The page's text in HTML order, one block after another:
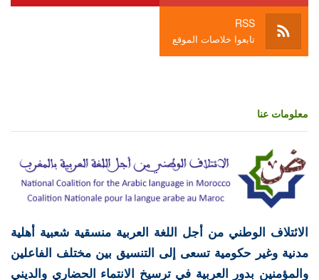
RSS
تابعوا خلاصات الموقع
معلومات عنا
الائتلاف الوطني من أجل اللغة العربية منسقية شعبية أهلية
مدنية وغير حكومية تسعى إلى التنسيق بين مختلف الفاعلين
والمؤمنين بدور العربية في ترسيخ الانتماء الحضاري والديني